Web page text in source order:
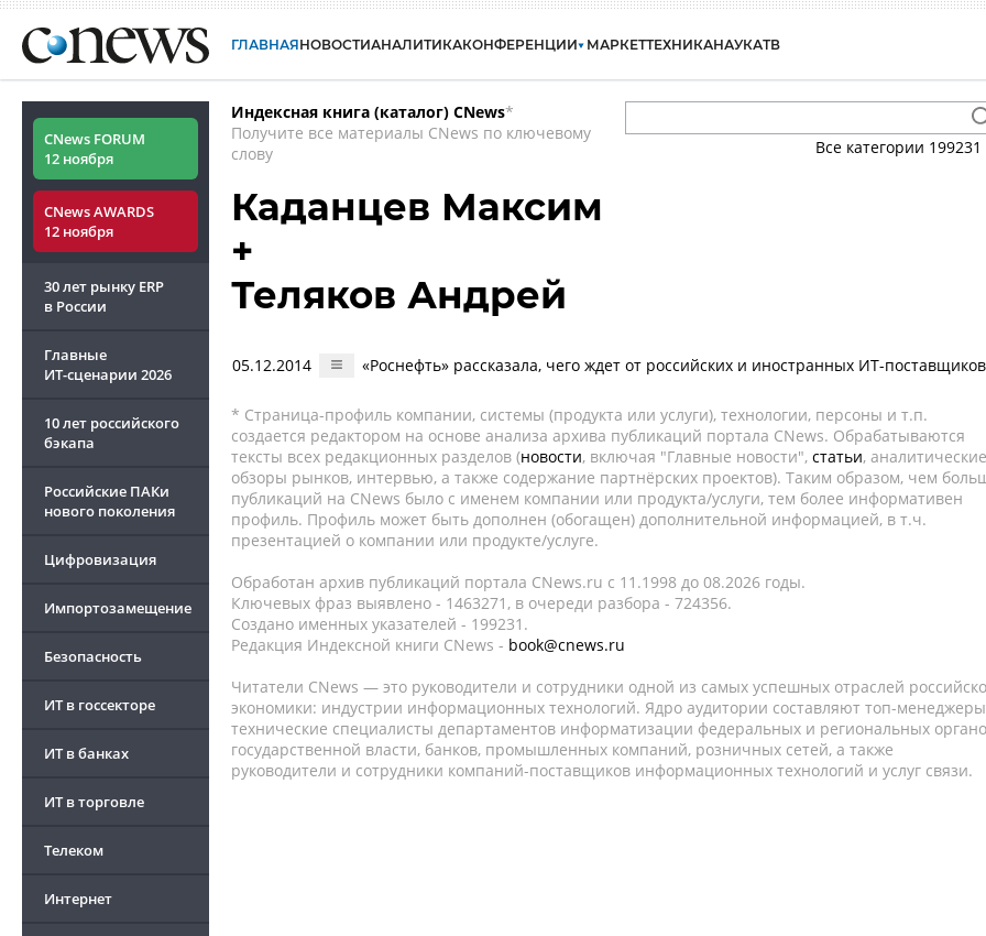
ГЛАВНАЯНОВОСТИАНАЛИТИКАКОНФЕРЕНЦИИ МАРКЕТТЕХНИКАНАУКАТВ
CNews FORUM
12 ноября
CNews AWARDS
12 ноября
30 лет рынку ERP
в России
Главные
ИТ-сценарии 2026
10 лет российского
бэкапа
Российские ПАКи
нового поколения
Цифровизация
Импортозамещение
Безопасность
ИТ в госсекторе
ИТ в банках
ИТ в торговле
Телеком
Интернет
Индексная книга (каталог) CNews*
Получите все материалы CNews по ключевому
слову
Все категории 199231
Каданцев Максим
+
Теляков Андрей
05.12.2014 «Роснефть» рассказала, чего ждет от российских и иностранных ИТ-поставщиков
* Страница-профиль компании, системы (продукта или услуги), технологии, персоны и т.п.
создается редактором на основе анализа архива публикаций портала CNews. Обрабатываются
тексты всех редакционных разделов (новости, включая "Главные новости", статьи, аналитические
обзоры рынков, интервью, а также содержание партнёрских проектов). Таким образом, чем
публикаций на CNews было с именем компании или продукта/услуги, тем более информативен
профиль. Профиль может быть дополнен (обогащен) дополнительной информацией, в т.ч.
презентацией о компании или продукте/услуге.
Обработан архив публикаций портала CNews.ru c 11.1998 до 08.2026 годы.
Ключевых фраз выявлено - 1463271, в очереди разбора - 724356.
Создано именных указателей - 199231.
Редакция Индексной книги CNews - book@cnews.ru
Читатели CNews — это руководители и сотрудники одной из самых успешных отраслей
экономики: индустрии информационных технологий. Ядро аудитории составляют топ-
технические специалисты департаментов информатизации федеральных и региональных
государственной власти, банков, промышленных компаний, розничных сетей, а также
руководители и сотрудники компаний-поставщиков информационных технологий и услуг связи.